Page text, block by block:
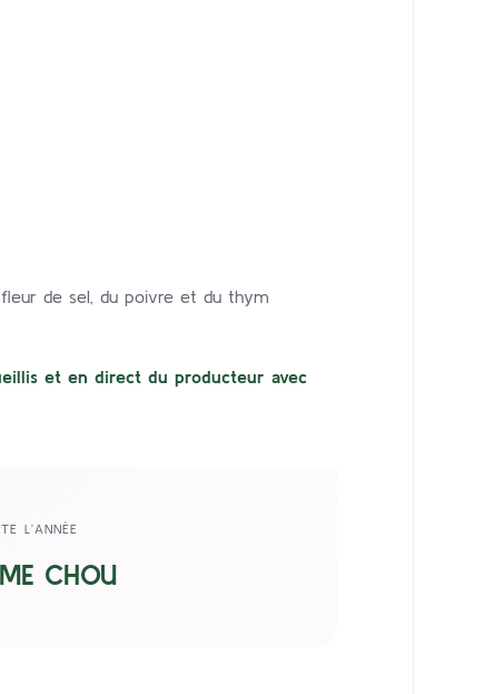
fleur de sel, du poivre et du thym
et en direct du producteur avec
L’ANNÉE
CHOU